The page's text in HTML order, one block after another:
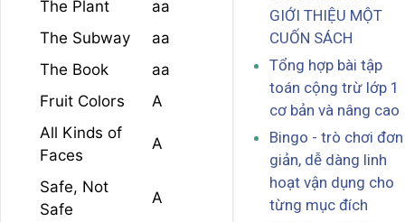
The Plant
aa
The Subway
aa
The Book
aa
Fruit Colors
A
All Kinds of
Faces
A
Safe, Not
Safe
A
GIỚI THIỆU MỘT
CUỐN SÁCH
Tổng hợp bài tập
toán cộng trừ lớp 1
cơ bản và nâng cao
Bingo - trò chơi đơn
giản, dễ dàng linh
hoạt vận dụng cho
từng mục đích